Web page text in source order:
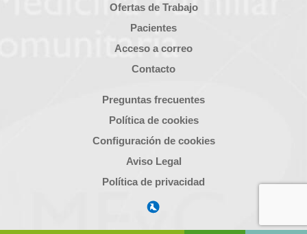
Ofertas de Trabajo
Pacientes
Acceso a correo
Contacto
Preguntas frecuentes
Política de cookies
Configuración de cookies
Aviso Legal
Política de privacidad